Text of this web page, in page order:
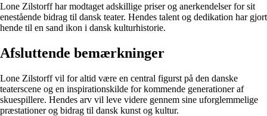
Lone Zilstorff har modtaget adskillige priser og anerkendelser for sit
enestående bidrag til dansk teater. Hendes talent og dedikation har gjort
hende til en sand ikon i dansk kulturhistorie.
Afsluttende bemærkninger
Lone Zilstorff vil for altid være en central figurst på den danske
teaterscene og en inspirationskilde for kommende generationer af
skuespillere. Hendes arv vil leve videre gennem sine uforglemmelige
præstationer og bidrag til dansk kunst og kultur.